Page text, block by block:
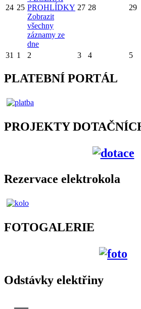
24 25 PROHLÍDKY
Zobrazit
všechny
záznamy ze
dne
27 28 29
31 1 2 3 4 5
PLATEBNÍ PORTÁL
PROJEKTY
Rezervace elektrokola
FOTOGALERIE
Odstávky elektřiny